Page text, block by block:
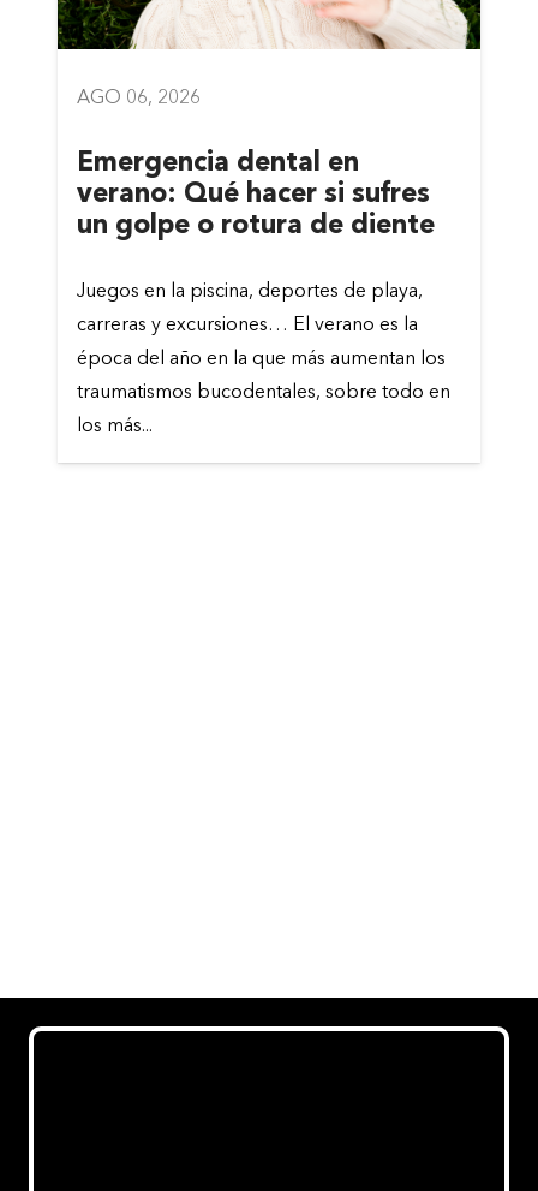
AGO 06, 2026
Emergencia dental en
verano: Qué hacer si sufres
un golpe o rotura de diente
Juegos en la piscina, deportes de playa,
carreras y excursiones… El verano es la
época del año en la que más aumentan los
traumatismos bucodentales, sobre todo en
los más...